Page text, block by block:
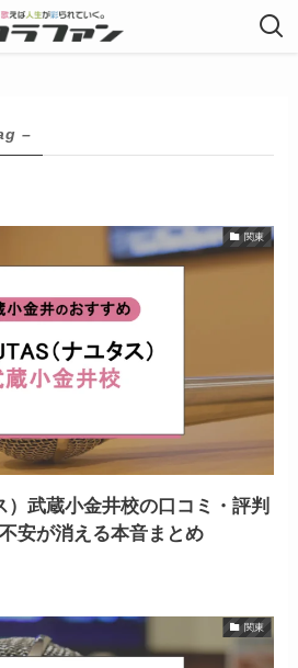
–
関東
）武蔵小金井校の口コミ・評判
安が消える本音まとめ
関東